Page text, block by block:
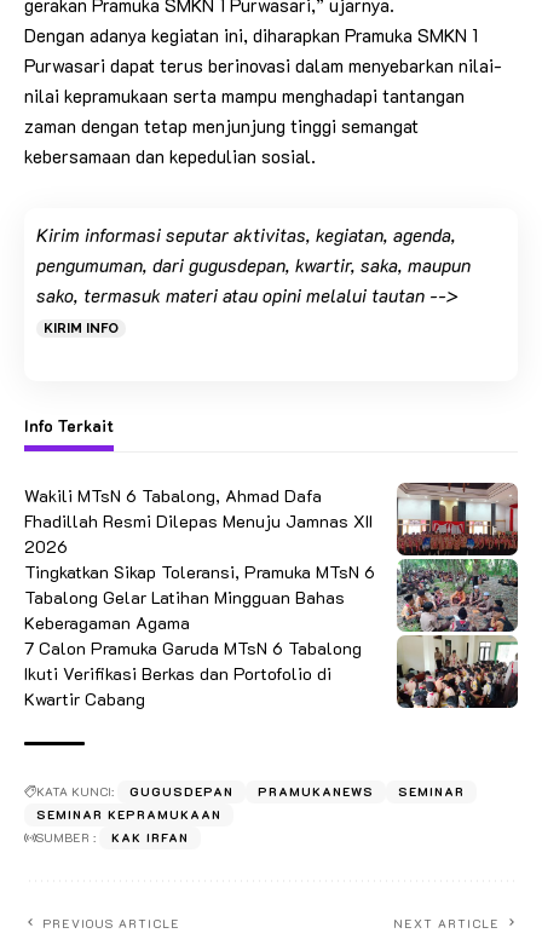
gerakan Pramuka SMKN 1 Purwasari,” ujarnya.
Dengan adanya kegiatan ini, diharapkan Pramuka SMKN 1
Purwasari dapat terus berinovasi dalam menyebarkan nilai-
nilai kepramukaan serta mampu menghadapi tantangan
zaman dengan tetap menjunjung tinggi semangat
kebersamaan dan kepedulian sosial.
Kirim informasi seputar aktivitas, kegiatan, agenda,
pengumuman, dari gugusdepan, kwartir, saka, maupun
sako, termasuk materi atau opini melalui tautan -->
KIRIM INFO
Info Terkait
Wakili MTsN 6 Tabalong, Ahmad Dafa
Fhadillah Resmi Dilepas Menuju Jamnas XII
2026
Tingkatkan Sikap Toleransi, Pramuka MTsN 6
Tabalong Gelar Latihan Mingguan Bahas
Keberagaman Agama
7 Calon Pramuka Garuda MTsN 6 Tabalong
Ikuti Verifikasi Berkas dan Portofolio di
Kwartir Cabang
KATA KUNCI: GUGUSDEPAN PRAMUKANEWS
SEMINAR
SEMINAR KEPRAMUKAAN
SUMBER :
KAK IRFAN
PREVIOUS ARTICLE NEXT ARTICLE